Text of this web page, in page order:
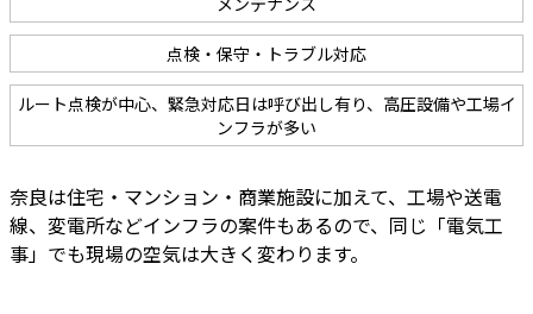
点検・保守・トラブル対応
ルート点検が中心、緊急対応日は呼び出し有り、高圧設備や工場イ
ンフラが多い
奈良は住宅・マンション・商業施設に加えて、工場や送電
線、変電所などインフラの案件もあるので、同じ「電気工
事」でも現場の空気は大きく変わります。